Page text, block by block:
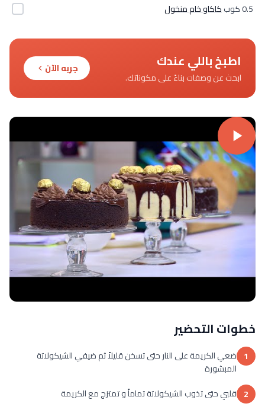
0.5 كوب
كاكاو خام منخول
اطبخ باللي عندك
ابحث عن وصفات بناءً على مكوناتك.
جربه الآن
خطوات التحضير
1 ضعي الكريمة على النار حتى تسخن قليلاً ثم ضيفي الشيكولاتة
المبشورة
2 قلبي حتى تذوب الشيكولاتة تماماً و تمتزج مع الكريمة